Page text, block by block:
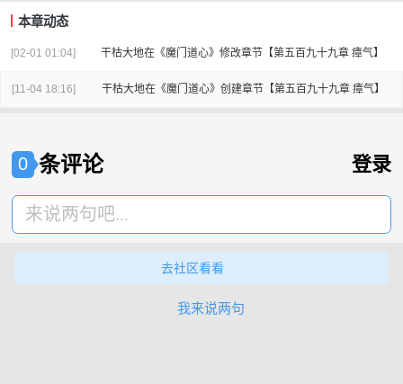
本章动态
[02-01 01:04] 干枯大地在 《魔门道心》 修改章节 【第五百九十九章 瘴气】
[11-04 18:16] 干枯大地在 《魔门道心》 创建章节 【第五百九十九章 瘴气】
0 条评论 登录
来说两句吧...
去社区看看
我来说两句